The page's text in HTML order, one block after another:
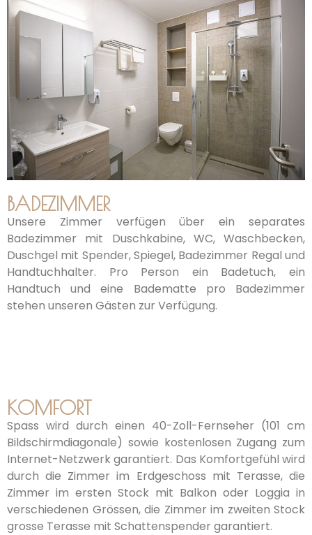
BADEZIMMER
Unsere Zimmer verfügen über ein separates
Badezimmer mit Duschkabine, WC, Waschbecken,
Duschgel mit Spender, Spiegel, Badezimmer Regal und
Handtuchhalter. Pro Person ein Badetuch, ein
Handtuch und eine Badematte pro Badezimmer
stehen unseren Gästen zur Verfügung.
KOMFORT
Spass wird durch einen 40-Zoll-Fernseher (101 cm
Bildschirmdiagonale) sowie kostenlosen Zugang zum
Internet-Netzwerk garantiert. Das Komfortgefühl wird
durch die Zimmer im Erdgeschoss mit Terasse, die
Zimmer im ersten Stock mit Balkon oder Loggia in
verschiedenen Grössen, die Zimmer im zweiten Stock
grosse Terasse mit Schattenspender garantiert.